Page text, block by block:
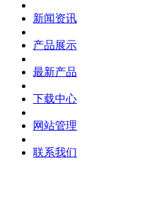
新闻资讯
产品展示
最新产品
下载中心
网站管理
联系我们